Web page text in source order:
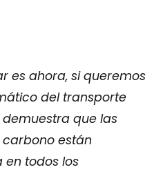
es ahora, si queremos
del transporte
que las
están
en todos los